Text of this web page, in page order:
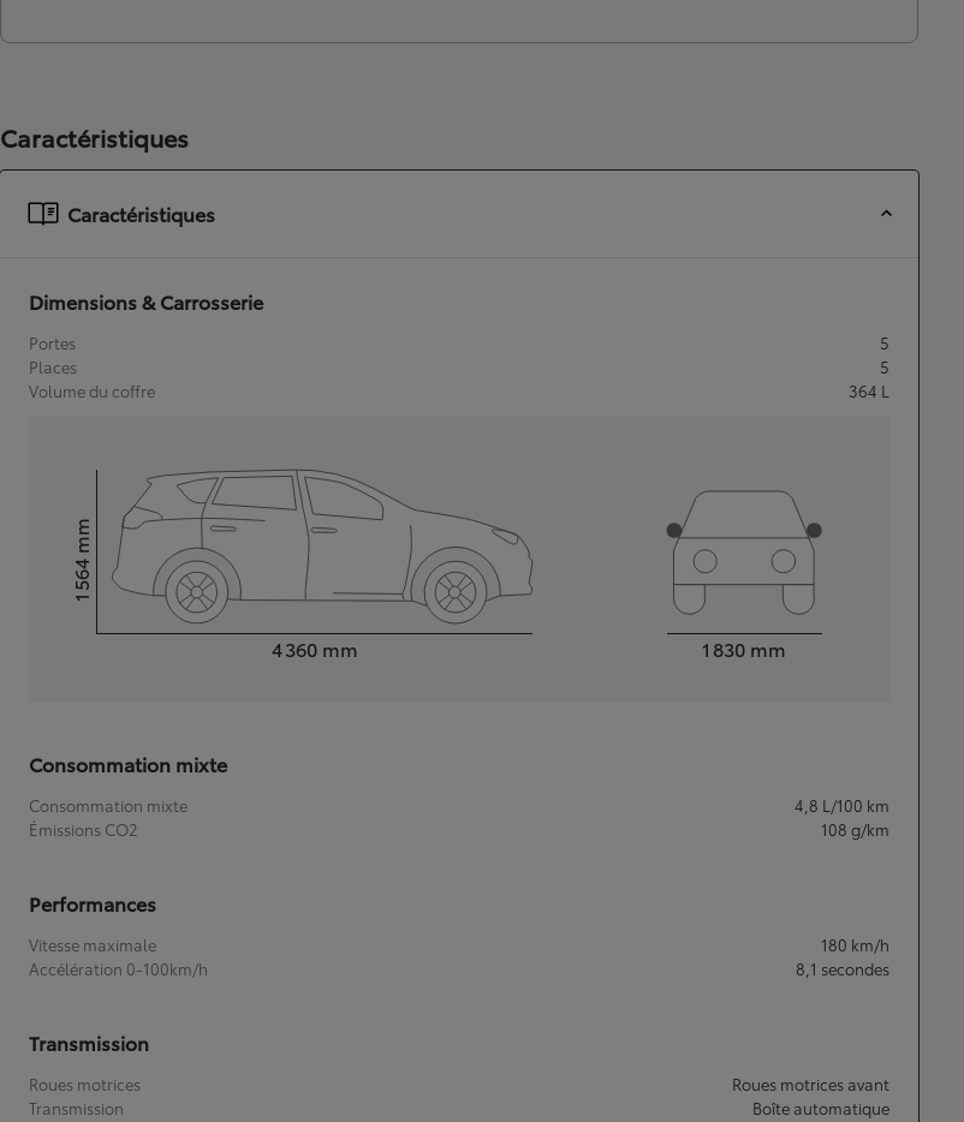
À partir de 19 700 €
Caractéristiques
Caractéristiques
Dimensions & Carrosserie
Portes
5
Places
5
Volume du coffre
364 L
4 360 mm
Hauteur1 564
mm
1 830 mm
Consommation mixte
Consommation mixte 4,8 L/100 km
Émissions CO2
108 g/km
Performances
Vitesse maximale 180 km/h
Accélération 0-100km/h
8,1 secondes
Transmission
Roues motrices
Roues motrices avant
Transmission
Boîte automatique